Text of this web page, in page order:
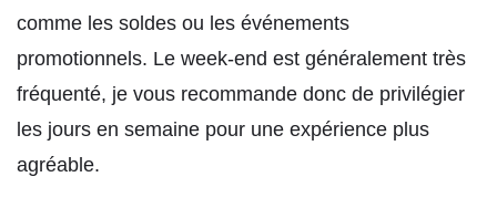
comme les soldes ou les événements
promotionnels. Le week-end est généralement très
fréquenté, je vous recommande donc de privilégier
les jours en semaine pour une expérience plus
agréable.